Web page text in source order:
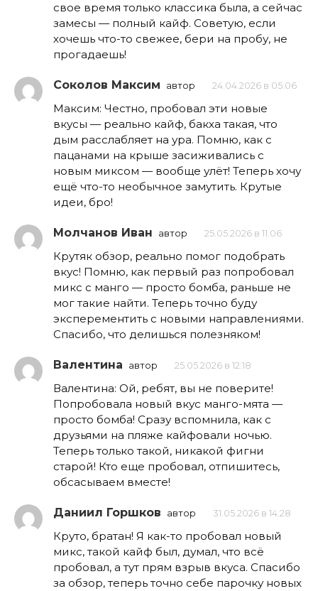
свое время только классика была, а сейчас
замесы — полный кайф. Советую, если
хочешь что-то свежее, бери на пробу, не
прогадаешь!
Соколов Максим автор 24.04.2026 в 05:06
Максим: Честно, пробовал эти новые
вкусы — реально кайф, бакха такая, что
дым расслабляет на ура. Помню, как с
пацанами на крыше засиживались с
новым миксом — вообще улёт! Теперь хочу
ещё что-то необычное замутить. Крутые
идеи, бро!
Молчанов Иван автор 25.05.2026 в 11:06
Крутяк обзор, реально помог подобрать
вкус! Помню, как первый раз попробовал
микс с манго — просто бомба, раньше не
мог такие найти. Теперь точно буду
эксперементить с новыми направлениями.
Спасибо, что делишься полезняком!
Валентина автор 25.05.2026 в 12:18
Валентина: Ой, ребят, вы не поверите!
Попробовала новый вкус манго-мята —
просто бомба! Сразу вспомнила, как с
друзьями на пляже кайфовали ночью.
Теперь только такой, никакой фигни
старой! Кто еще пробовал, отпишитесь,
обсасываем вместе!
Даниил Горшков автор 31.05.2026 в 14:28
Круто, братан! Я как-то пробовал новый
микс, такой кайф был, думал, что всё
пробовал, а тут прям взрыв вкуса. Спасибо
за обзор, теперь точно себе парочку новых